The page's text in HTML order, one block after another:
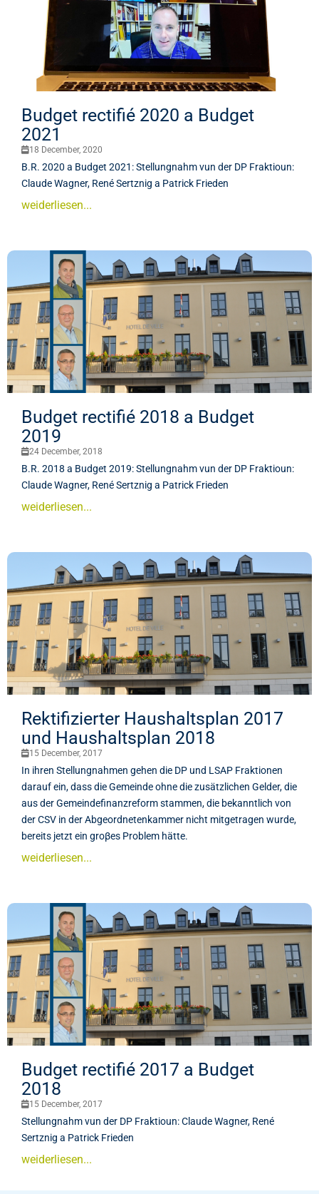
Budget rectifié 2020 a Budget
2021
18 December, 2020
B.R. 2020 a Budget 2021: Stellungnahm vun der DP Fraktioun:
Claude Wagner, René Sertznig a Patrick Frieden
weiderliesen...
Budget rectifié 2018 a Budget
2019
24 December, 2018
B.R. 2018 a Budget 2019: Stellungnahm vun der DP Fraktioun:
Claude Wagner, René Sertznig a Patrick Frieden
weiderliesen...
Rektifizierter Haushaltsplan 2017
und Haushaltsplan 2018
15 December, 2017
In ihren Stellungnahmen gehen die DP und LSAP Fraktionen
darauf ein, dass die Gemeinde ohne die zusätzlichen Gelder, die
aus der Gemeindefinanzreform stammen, die bekanntlich von
der CSV in der Abgeordnetenkammer nicht mitgetragen wurde,
bereits jetzt ein groβes Problem hätte.
weiderliesen...
Budget rectifié 2017 a Budget
2018
15 December, 2017
Stellungnahm vun der DP Fraktioun: Claude Wagner, René
Sertznig a Patrick Frieden
weiderliesen...